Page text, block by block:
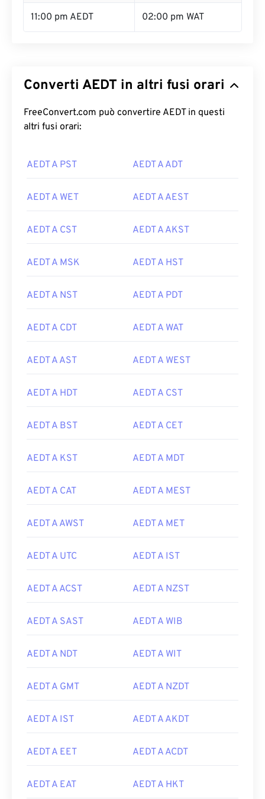
11:00 pm AEDT 02:00 pm WAT
Converti AEDT in altri fusi orari
FreeConvert.com può convertire AEDT in questi
altri fusi orari:
AEDT A PST AEDT A ADT
AEDT A WET AEDT A AEST
AEDT A CST AEDT A AKST
AEDT A MSK AEDT A HST
AEDT A NST AEDT A PDT
AEDT A CDT AEDT A WAT
AEDT A AST AEDT A WEST
AEDT A HDT AEDT A CST
AEDT A BST AEDT A CET
AEDT A KST AEDT A MDT
AEDT A CAT AEDT A MEST
AEDT A AWST AEDT A MET
AEDT A UTC AEDT A IST
AEDT A ACST AEDT A NZST
AEDT A SAST AEDT A WIB
AEDT A NDT AEDT A WIT
AEDT A GMT AEDT A NZDT
AEDT A IST AEDT A AKDT
AEDT A EET AEDT A ACDT
AEDT A EAT AEDT A HKT